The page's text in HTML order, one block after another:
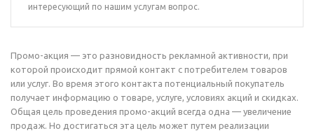
интересующий по нашим услугам вопрос.
Промо-акция — это разновидность рекламной активности, при
которой происходит прямой контакт с потребителем товаров
или услуг. Во время этого контакта потенциальный покупатель
получает информацию о товаре, услуге, условиях акций и скидках.
Общая цель проведения промо-акций всегда одна — увеличение
продаж. Но достигаться эта цель может путем реализации